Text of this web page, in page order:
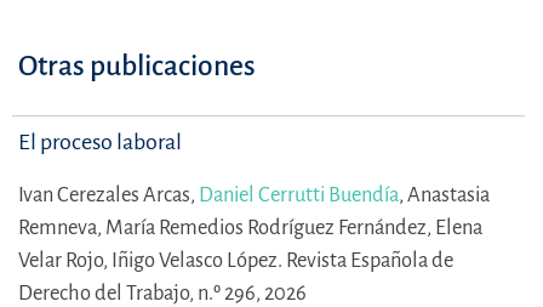
Otras publicaciones
El proceso laboral
Ivan Cerezales Arcas, Daniel Cerrutti Buendía, Anastasia
Remneva, María Remedios Rodríguez Fernández, Elena
Velar Rojo, Iñigo Velasco López. Revista Española de
Derecho del Trabajo, n.º 296, 2026